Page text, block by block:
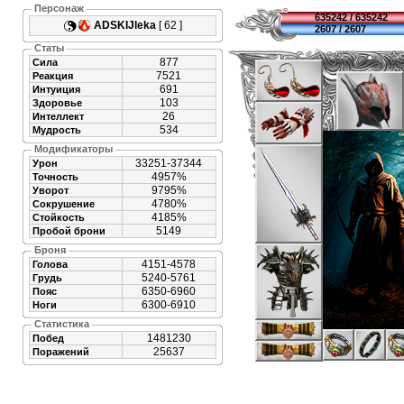
ADSKIJleka [ 62 ]
Персонаж
635242 / 635242
2607 / 2607
Сила 877
Реакция 7521
Интуиция 691
Здоровье 103
Интеллект 26
Мудрость 534
Статы
Урон 33251-37344
Точность 4957%
Уворот 9795%
Сокрушение 4780%
Стойкость 4185%
Пробой брони 5149
Модификаторы
Голова 4151-4578
Грудь 5240-5761
Пояс 6350-6960
Ноги 6300-6910
Броня
Побед 1481230
Поражений 25637
Статистика